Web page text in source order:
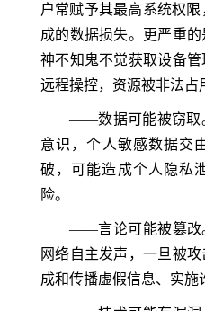
户常赋予其最高系统权
成的数据损失。更严重
神不知鬼不觉获取设备
远程操控，资源被非法占
——数据可能被窃取
意识，个人敏感数据交
破，可能造成个人隐私
险。
——言论可能被篡改
网络自主发声，一旦被
成和传播虚假信息、实施